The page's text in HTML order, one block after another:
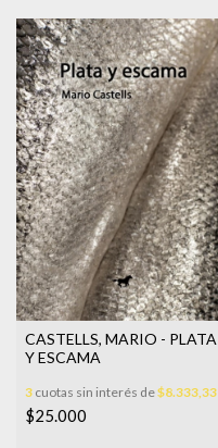
CASTELLS, MARIO - PLATA
Y ESCAMA
3 cuotas sin interés de$8.333,33
$25.000